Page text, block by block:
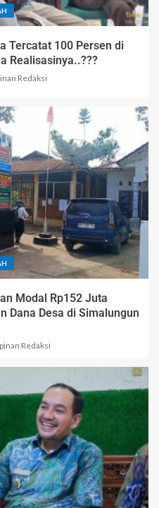
Tercatat 100 Persen di
Realisasinya..???
Redaksi
Modal Rp152 Juta
Dana Desa di Simalungun
Redaksi